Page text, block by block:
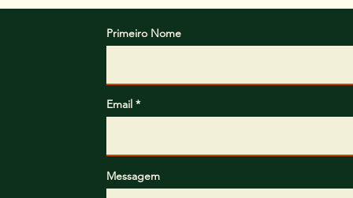
Primeiro Nome
Email
Messagem